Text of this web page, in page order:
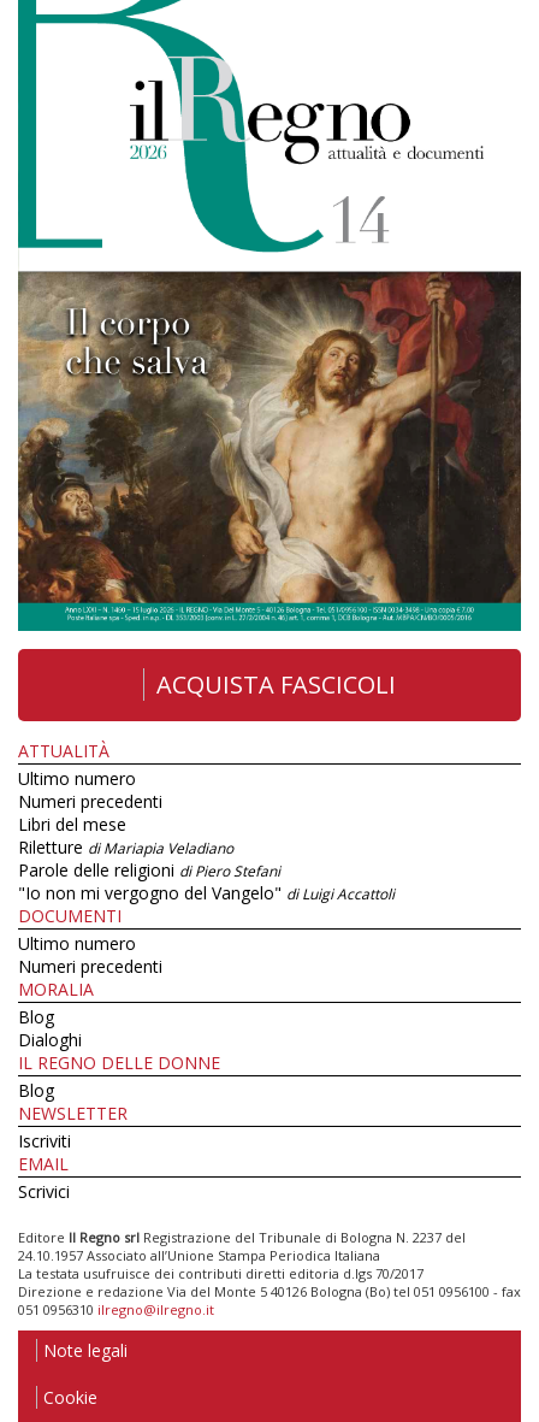
ACQUISTA FASCICOLI
ATTUALITÀ
Ultimo numero
Numeri precedenti
Libri del mese
Riletture di Mariapia Veladiano
Parole delle religioni di Piero Stefani
"Io non mi vergogno del Vangelo" di Luigi Accattoli
DOCUMENTI
Ultimo numero
Numeri precedenti
MORALIA
Blog
Dialoghi
IL REGNO DELLE DONNE
Blog
NEWSLETTER
Iscriviti
EMAIL
Scrivici
Editore Il Regno srl Registrazione del Tribunale di Bologna N. 2237 del
24.10.1957 Associato all’Unione Stampa Periodica Italiana
La testata usufruisce dei contributi diretti editoria d.lgs 70/2017
Direzione e redazione Via del Monte 5 40126 Bologna (Bo) tel 051 0956100 - fax
051 0956310 ilregno@ilregno.it
Note legali
Cookie